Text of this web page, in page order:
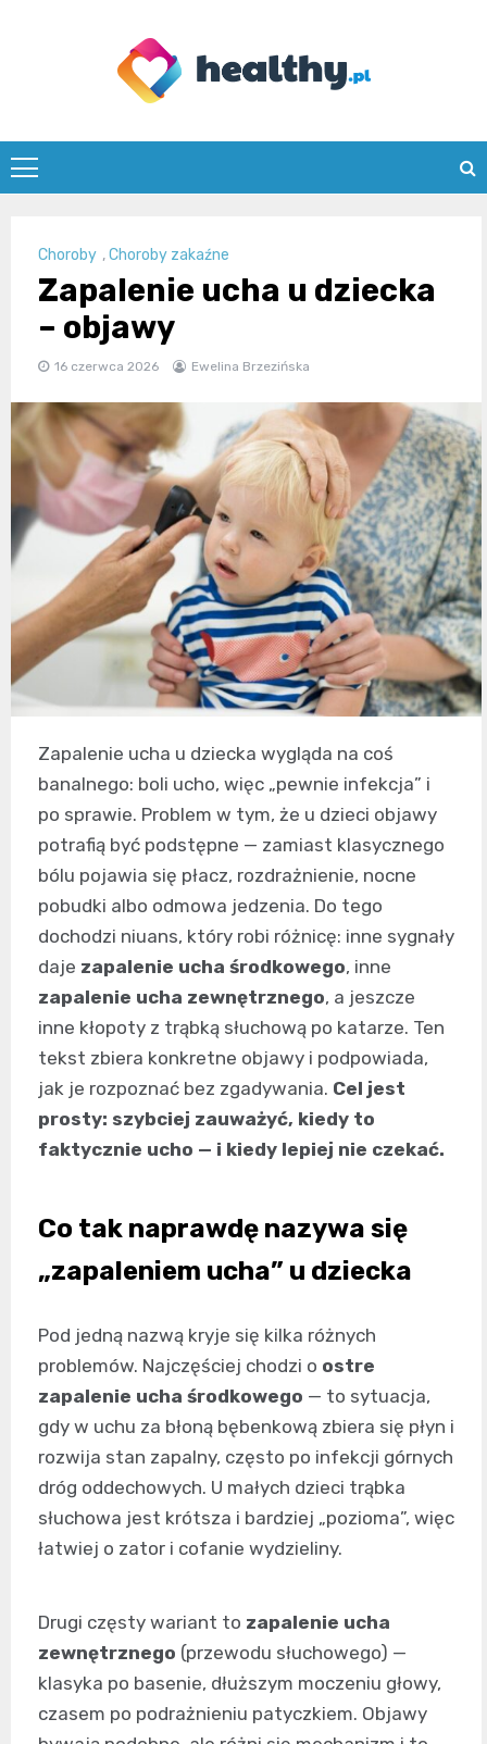
healthy.pl
Choroby ,Choroby zakaźne
Zapalenie ucha u dziecka
– objawy
16 czerwca 2026 Ewelina Brzezińska
Zapalenie ucha u dziecka wygląda na coś
banalnego: boli ucho, więc „pewnie infekcja” i
po sprawie. Problem w tym, że u dzieci objawy
potrafią być podstępne — zamiast klasycznego
bólu pojawia się płacz, rozdrażnienie, nocne
pobudki albo odmowa jedzenia. Do tego
dochodzi niuans, który robi różnicę: inne sygnały
daje zapalenie ucha środkowego, inne
zapalenie ucha zewnętrznego, a jeszcze
inne kłopoty z trąbką słuchową po katarze. Ten
tekst zbiera konkretne objawy i podpowiada,
jak je rozpoznać bez zgadywania. Cel jest
prosty: szybciej zauważyć, kiedy to
faktycznie ucho — i kiedy lepiej nie czekać.
Co tak naprawdę nazywa się
„zapaleniem ucha” u dziecka
Pod jedną nazwą kryje się kilka różnych
problemów. Najczęściej chodzi o ostre
zapalenie ucha środkowego — to sytuacja,
gdy w uchu za błoną bębenkową zbiera się płyn i
rozwija stan zapalny, często po infekcji górnych
dróg oddechowych. U małych dzieci trąbka
słuchowa jest krótsza i bardziej „pozioma”, więc
łatwiej o zator i cofanie wydzieliny.
Drugi częsty wariant to zapalenie ucha
zewnętrznego (przewodu słuchowego) —
klasyka po basenie, dłuższym moczeniu głowy,
czasem po podrażnieniu patyczkiem. Objawy